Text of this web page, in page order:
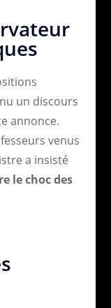
un discours
annonce.
venus
a insisté
le choc des